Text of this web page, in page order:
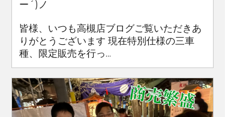
ー´)ノ
皆様、いつも高槻店ブログご覧いただきあ
りがとうございます 現在特別仕様の三車
種、限定販売を行っ...